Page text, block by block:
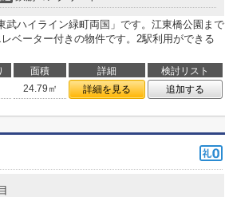
武ハイライン緑町両国」です。江東橋公園まで
ベーター付きの物件です。2駅利用ができる
面積 詳細
検討リスト
24.79㎡ 詳細を見る 追加する